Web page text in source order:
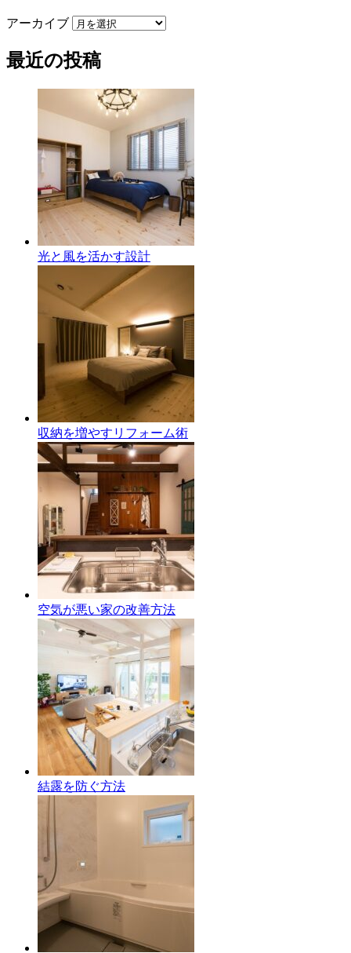
アーカイブ
最近の投稿
光と風を活かす設計
収納を増やすリフォーム術
空気が悪い家の改善方法
結露を防ぐ方法